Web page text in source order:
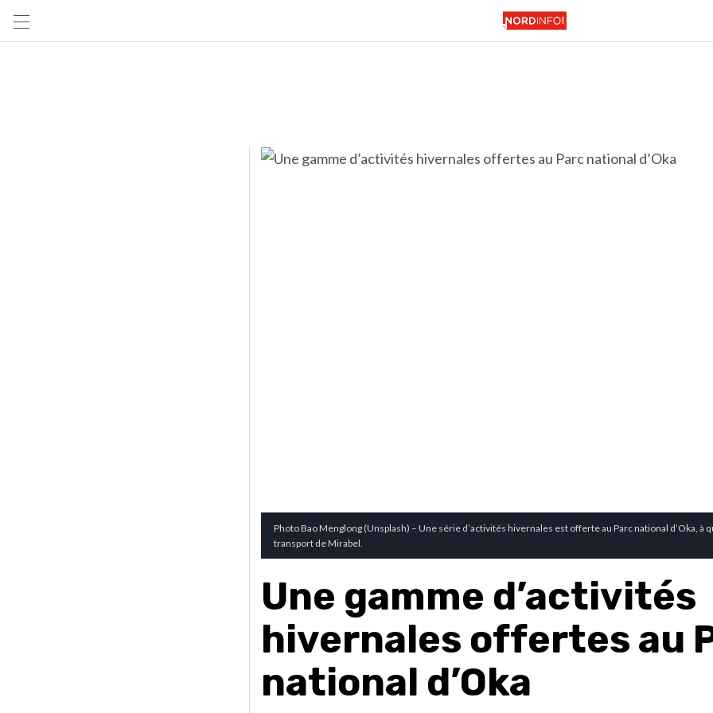
Photo Bao Menglong (Unsplash) – Une série d’activités hivernales est offerte au Parc national d’Oka, à
transport de Mirabel.
Une gamme d’activités
hivernales offertes au
national d’Oka